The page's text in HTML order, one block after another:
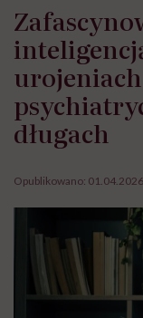
długach
Opublikowano: